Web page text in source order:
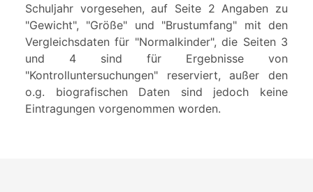
Schuljahr vorgesehen, auf Seite 2 Angaben zu
"Gewicht", "Größe" und "Brustumfang" mit den
Vergleichsdaten für "Normalkinder", die Seiten 3
und 4 sind für Ergebnisse von
"Kontrolluntersuchungen" reserviert, außer den
o.g. biografischen Daten sind jedoch keine
Eintragungen vorgenommen worden.